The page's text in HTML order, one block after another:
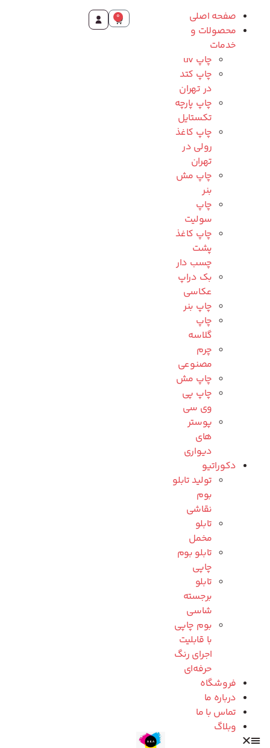
صفحه اصلی
محصولات و
خدمات
چاپ uv
چاپ کتد
در تهران
چاپ پارچه
تکستایل
چاپ کاغذ
رولی در
تهران
چاپ مش
بنر
چاپ
سولیت
چاپ کاغذ
پشت
چسب دار
بک دراپ
عکاسی
چاپ بنر
چاپ
گلاسه
چرم
مصنوعی
چاپ مش
چاپ پی
وی سی
پوستر
های
دیواری
دکوراتیو
تولید تابلو
بوم
نقاشی
تابلو
مخمل
تابلو بوم
چاپی
تابلو
برجسته
شاسی
بوم چاپی
با قابلیت
اجرای رنگ
حرفه‌ای
فروشگاه
درباره ما
تماس با ما
وبلاگ
0